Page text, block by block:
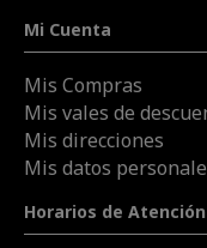
Mi Cuenta
Mis Compras
Mis vales de
Mis direcciones
Mis datos
Horarios de Atención